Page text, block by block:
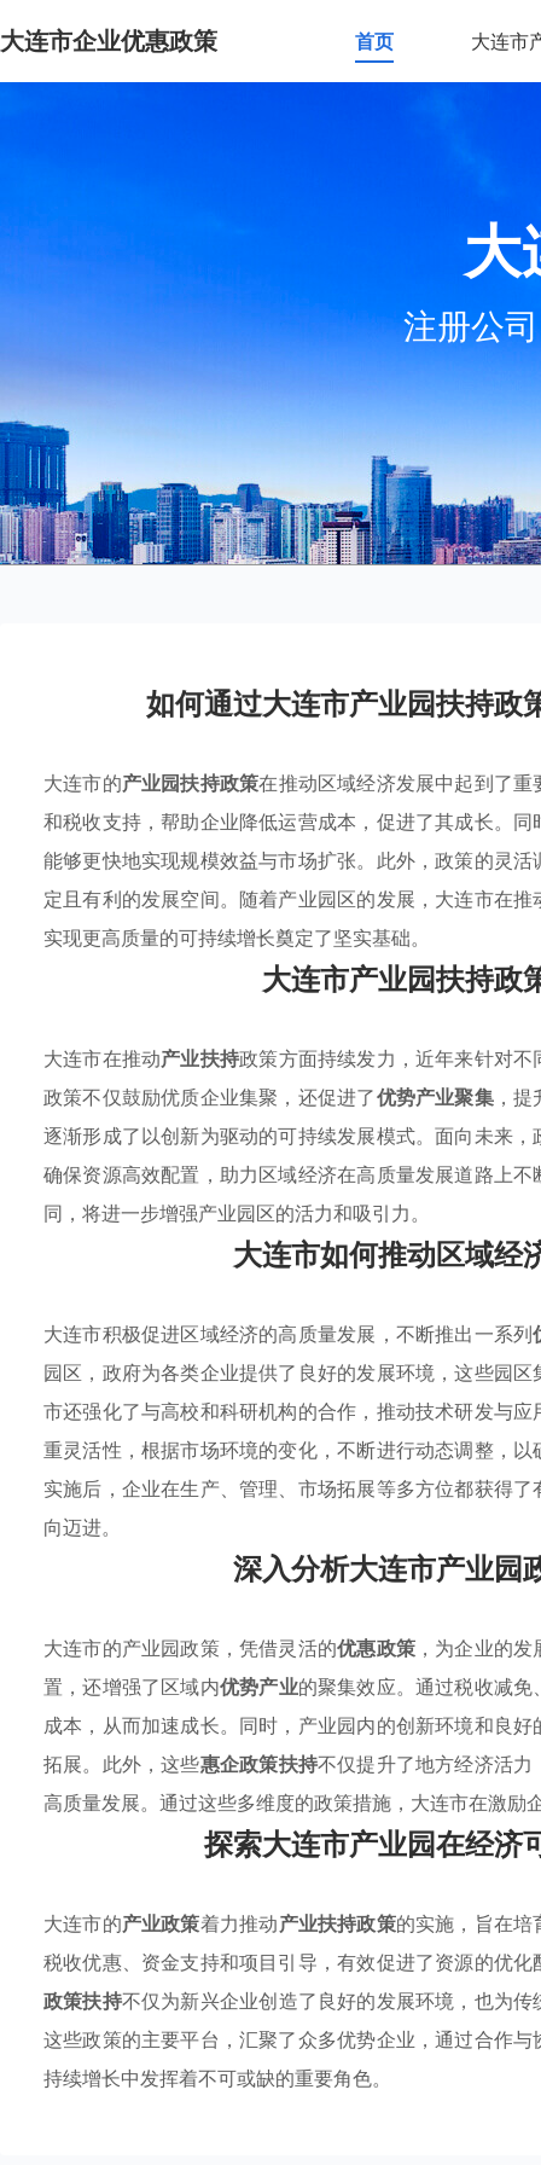
大连市企业优惠政策 首页 大连市
大
注册公
如何通过大连市产业园扶持政
大连市的产业园扶持政策在推动区域经济发展中起到了
和税收支持，帮助企业降低运营成本，促进了其成长。
能够更快地实现规模效益与市场扩张。此外，政策的灵
定且有利的发展空间。随着产业园区的发展，大连市在
实现更高质量的可持续增长奠定了坚实基础。
大连市产业园扶持政
大连市在推动产业扶持政策方面持续发力，近年来针对
政策不仅鼓励优质企业集聚，还促进了优势产业聚集，提
逐渐形成了以创新为驱动的可持续发展模式。面向未来
确保资源高效配置，助力区域经济在高质量发展道路上
同，将进一步增强产业园区的活力和吸引力。
大连市如何推动区域经
大连市积极促进区域经济的高质量发展，不断推出一系列
园区，政府为各类企业提供了良好的发展环境，这些园
市还强化了与高校和科研机构的合作，推动技术研发与
重灵活性，根据市场环境的变化，不断进行动态调整，
实施后，企业在生产、管理、市场拓展等多方位都获得
向迈进。
深入分析大连市产业园
大连市的产业园政策，凭借灵活的优惠政策，为企业的发
置，还增强了区域内优势产业的聚集效应。通过税收减
成本，从而加速成长。同时，产业园内的创新环境和良
拓展。此外，这些惠企政策扶持不仅提升了地方经济活
高质量发展。通过这些多维度的政策措施，大连市在激
探索大连市产业园在经济
大连市的产业政策着力推动产业扶持政策的实施，旨在培
税收优惠、资金支持和项目引导，有效促进了资源的优
政策扶持不仅为新兴企业创造了良好的发展环境，也为
这些政策的主要平台，汇聚了众多优势企业，通过合作
持续增长中发挥着不可或缺的重要角色。